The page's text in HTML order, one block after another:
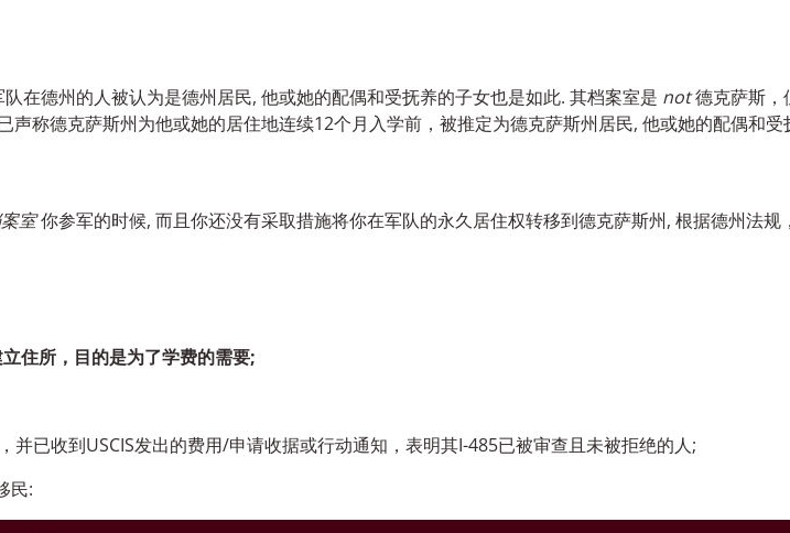
在德州的人被认为是德州居民, 他或她的配偶和受抚养的子女也是如此. 其档案室是 not德克萨斯，
声称德克萨斯州为他或她的居住地连续12个月入学前，被推定为德克萨斯州居民, 他或她的配偶和受
室你参军的时候, 而且你还没有采取措施将你在军队的永久居住权转移到德克萨斯州, 根据德州法规
住所，目的是为了学费的需要;
并已收到USCIS发出的费用/申请收据或行动通知，表明其I-485已被审查且未被拒绝的人;
民: